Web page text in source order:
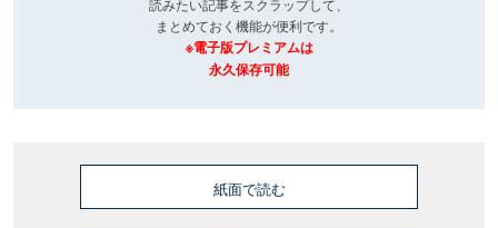
まとめておく機能が便利です。
※電子版プレミアムは
永久保存可能
紙面で読む